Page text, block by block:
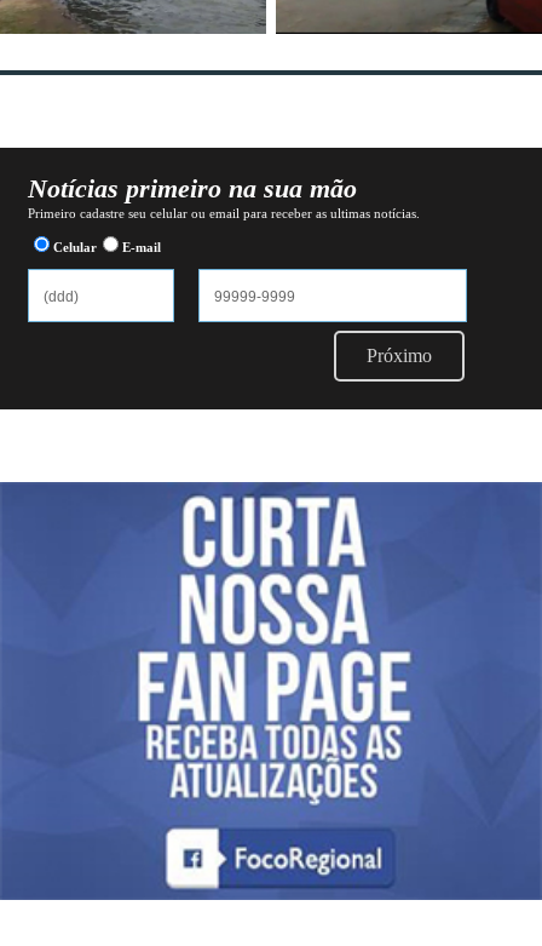
Notícias primeiro na sua mão
Primeiro cadastre seu celular ou email para receber as ultimas notícias.
Celular E-mail
Próximo